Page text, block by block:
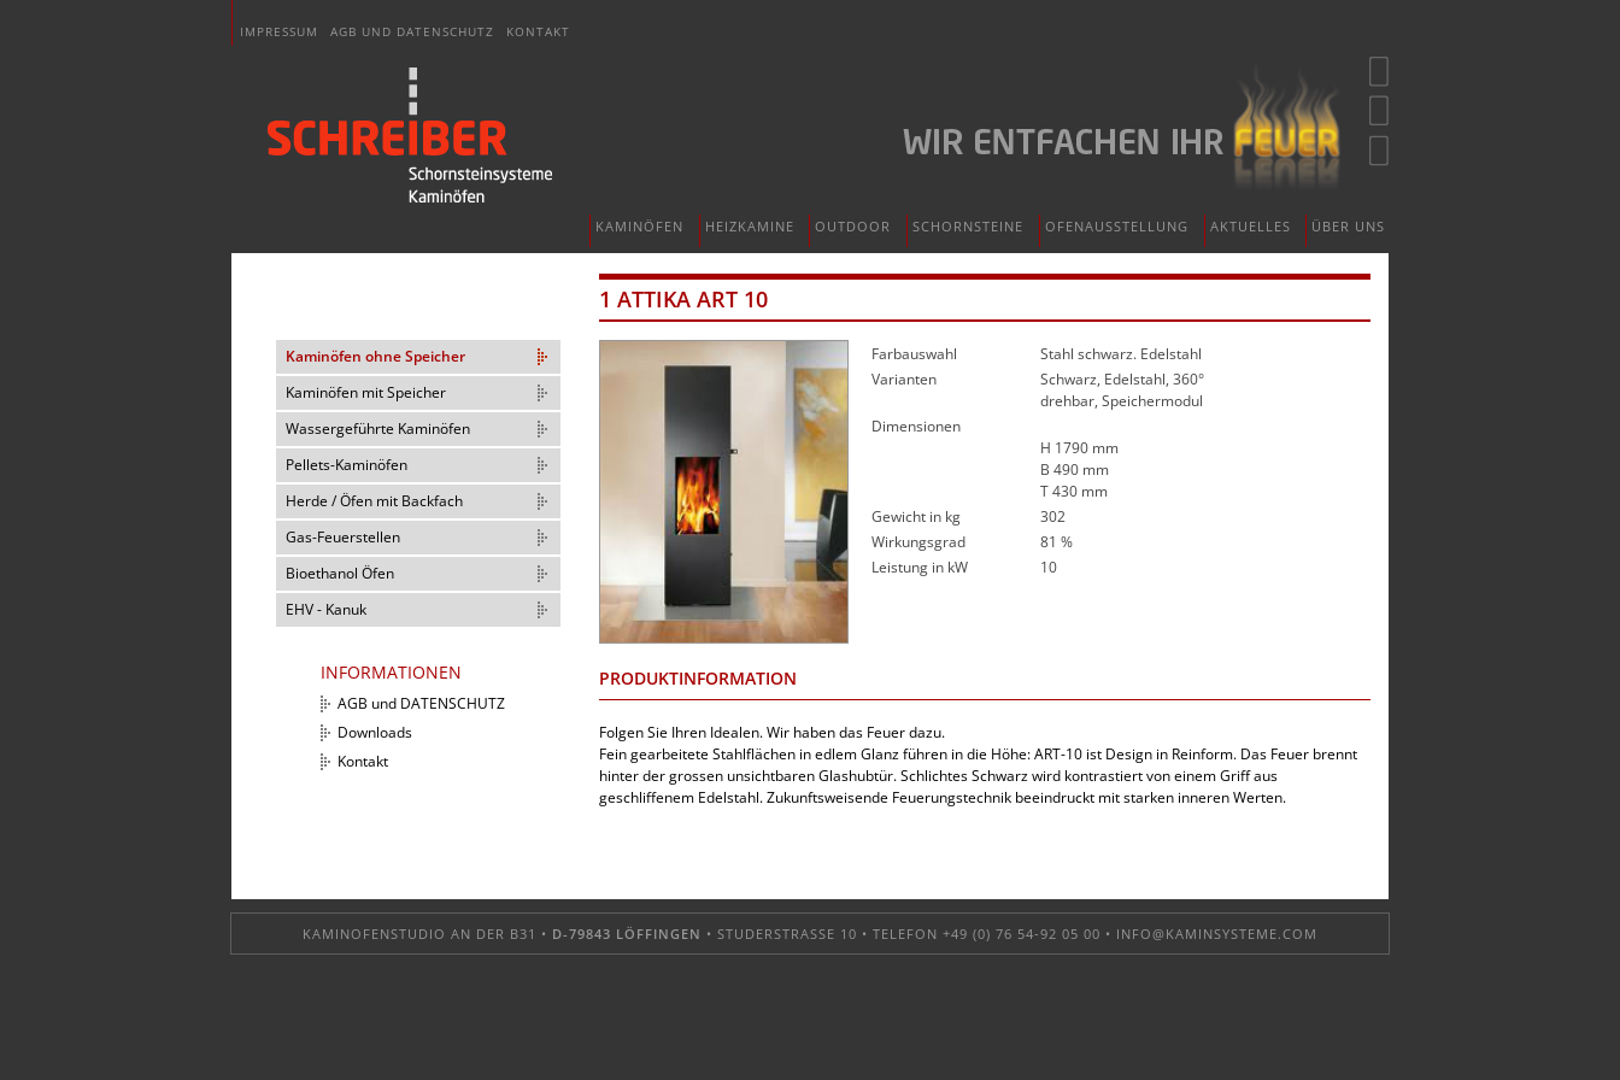
IMPRESSUM AGB UND DATENSCHUTZ KONTAKT
KAMINÖFEN HEIZKAMINE OUTDOOR SCHORNSTEINE OFENAUSSTELLUNG AKTUELLES ÜBER UNS
Kaminöfen ohne Speicher
Kaminöfen mit Speicher
Wassergeführte Kaminöfen
Pellets-Kaminöfen
Herde / Öfen mit Backfach
Gas-Feuerstellen
Bioethanol Öfen
EHV - Kanuk
1 ATTIKA ART 10
Farbauswahl
Stahl schwarz. Edelstahl
Varianten
Schwarz, Edelstahl, 360°
drehbar, Speichermodul
Dimensionen
H 1790 mm
B 490 mm
T 430 mm
Gewicht in kg
302
Wirkungsgrad
81 %
Leistung in kW
10
PRODUKTINFORMATION
Folgen Sie Ihren Idealen. Wir haben das Feuer dazu.
Fein gearbeitete Stahlflächen in edlem Glanz führen in die Höhe: ART-10 ist Design in Reinform. Das Feuer brennt
hinter der grossen unsichtbaren Glashubtür. Schlichtes Schwarz wird kontrastiert von einem Griff aus
geschliffenem Edelstahl. Zukunftsweisende Feuerungstechnik beeindruckt mit starken inneren Werten.
INFORMATIONEN
AGB und DATENSCHUTZ
Downloads
Kontakt
KAMINOFENSTUDIO AN DER B31 • D-79843 LÖFFINGEN • STUDERSTRASSE 10 • TELEFON +49 (0) 76 54-92 05 00 • INFO@KAMINSYSTEME.COM